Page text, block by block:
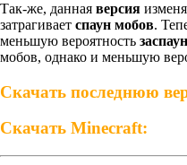
Так-же, данная версия
затрагивает спаун мобов.
меньшую вероятность
мобов, однако и меньшую
Cкачать последнюю
Скачать Minecraft: